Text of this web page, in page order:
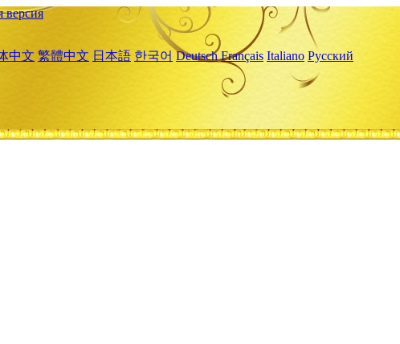
версия
中文 繁體中文 日本語 한국어 Deutsch Français Italiano Русский